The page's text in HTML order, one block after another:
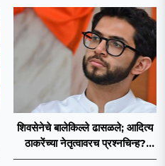
शिवसेनेचे बालेकिल्ले ढासळले; आदित्य
ठाकरेंच्या नेतृत्वावरच प्रश्नचिन्ह?
ठाकरे ब्रँड नेमका कुठे चुकला?